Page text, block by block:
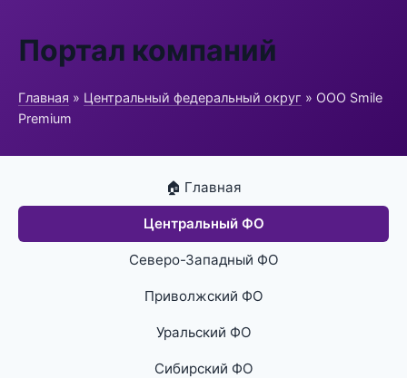
Портал компаний
Главная » Центральный федеральный округ » ООО Smile
Premium
🏠 Главная
Центральный ФО
Северо-Западный ФО
Приволжский ФО
Уральский ФО
Сибирский ФО